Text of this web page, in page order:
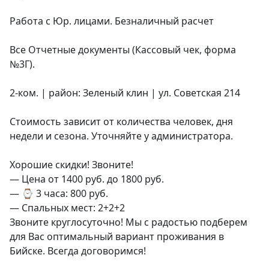
Работа с Юр. лицами. Безналичный расчет
Все Отчетные документы (Кассовый чек, форма
№3Г).
2-ком. | район: Зеленый клин | ул. Советская 214
Стоимость зависит от количества человек, дня
недели и сезона. Уточняйте у администратора.
Хорошие скидки! Звоните!
— Цена от 1400 руб. до 1800 руб.
— ⌚️ 3 часа: 800 руб.
— Спальных мест: 2+2+2
Звоните круглосуточно! Мы с радостью подберем
для Вас оптимальный вариант проживания в
Бийске. Всегда договоримся!